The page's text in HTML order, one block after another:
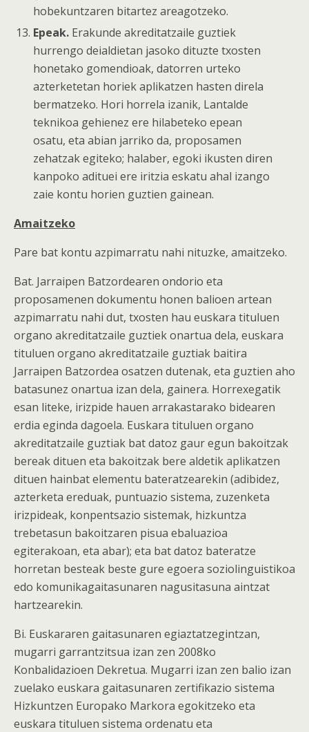
hobekuntzaren bitartez areagotzeko.
Epeak. Erakunde akreditatzaile guztiek
hurrengo deialdietan jasoko dituzte txosten
honetako gomendioak, datorren urteko
azterketetan horiek aplikatzen hasten direla
bermatzeko. Hori horrela izanik, Lantalde
teknikoa gehienez ere hilabeteko epean
osatu, eta abian jarriko da, proposamen
zehatzak egiteko; halaber, egoki ikusten diren
kanpoko adituei ere iritzia eskatu ahal izango
zaie kontu horien guztien gainean.
Amaitzeko
Pare bat kontu azpimarratu nahi nituzke, amaitzeko.
Bat. Jarraipen Batzordearen ondorio eta
proposamenen dokumentu honen balioen artean
azpimarratu nahi dut, txosten hau euskara tituluen
organo akreditatzaile guztiek onartua dela, euskara
tituluen organo akreditatzaile guztiak baitira
Jarraipen Batzordea osatzen dutenak, eta guztien aho
batasunez onartua izan dela, gainera. Horrexegatik
esan liteke, irizpide hauen arrakastarako bidearen
erdia eginda dagoela. Euskara tituluen organo
akreditatzaile guztiak bat datoz gaur egun bakoitzak
bereak dituen eta bakoitzak bere aldetik aplikatzen
dituen hainbat elementu bateratzearekin (adibidez,
azterketa ereduak, puntuazio sistema, zuzenketa
irizpideak, konpentsazio sistemak, hizkuntza
trebetasun bakoitzaren pisua ebaluazioa
egiterakoan, eta abar); eta bat datoz bateratze
horretan besteak beste gure egoera soziolinguistikoa
edo komunikagaitasunaren nagusitasuna aintzat
hartzearekin.
Bi. Euskararen gaitasunaren egiaztatzegintzan,
mugarri garrantzitsua izan zen 2008ko
Konbalidazioen Dekretua. Mugarri izan zen balio izan
zuelako euskara gaitasunaren zertifikazio sistema
Hizkuntzen Europako Markora egokitzeko eta
euskara tituluen sistema ordenatu eta